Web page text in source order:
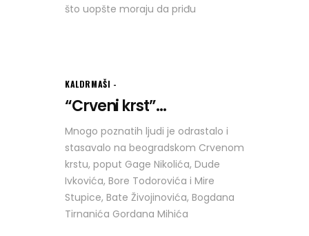
što uopšte moraju da priđu
KALDRMAŠI
“Crveni krst”...
Mnogo poznatih ljudi je odrastalo i
stasavalo na beogradskom Crvenom
krstu, poput Gage Nikolića, Dude
Ivkovića, Bore Todorovića i Mire
Stupice, Bate Živojinovića, Bogdana
Tirnanića Gordana Mihića